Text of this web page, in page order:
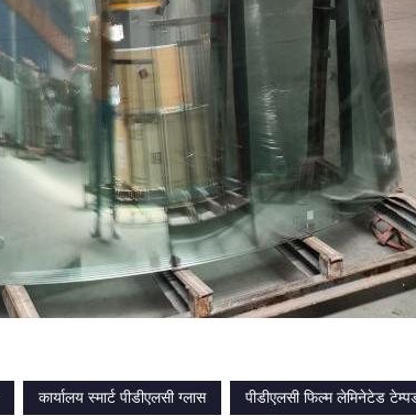
कार्यालय स्मार्ट पीडीएलसी ग्लास पीडीएलसी फिल्म लेमिनेटेड